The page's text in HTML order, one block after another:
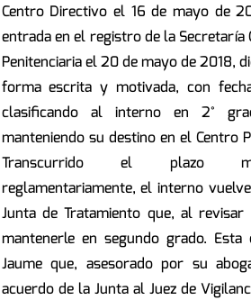
Centro Directivo el 16 de mayo de
entrada en el registro de la Secretaría
Penitenciaria el 20 de mayo de 2018,
forma escrita y motivada, con
clasificando al interno en 2°
manteniendo su destino en el Centro
Transcurrido el plazo
reglamentariamente, el interno
Junta de Tratamiento que, al revisar
mantenerle en segundo grado. Esta
Jaume que, asesorado por su
acuerdo de la Junta al Juez de